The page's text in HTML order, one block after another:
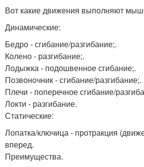
Вот какие движения выполняют
Динамические:
Бедро - сгибание/разгибание;.
Колено - разгибание;.
Лодыжка - подошвенное сгибание;.
Позвоночник - сгибание/разгибание;.
Плечи - поперечное сгибание/
Локти - разгибание.
Статические:
Лопатка/ключица - протракция
вперед.
Преимущества.